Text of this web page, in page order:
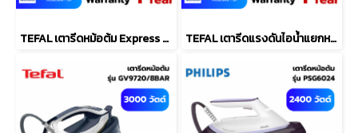
TEFAL เตารีดหม้อต้ม Express Essential (2400 วัตต์, สีม่วง/ขาว) รุ่น SV6110 TEFAL เตารีดแรงดันไอน้ำแยกหม้อต้ม Pro Express Ultimate II (7.7บาร์, 1.2ลิตร) รุ่น GV9712